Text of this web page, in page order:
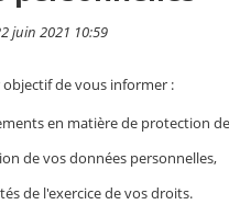
juin 2021 10:59
de vous informer :
en matière de protection
de vos données personnelles,
de l'exercice de vos droits.